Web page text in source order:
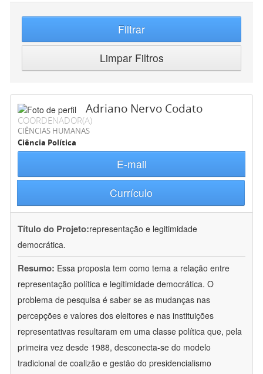
Filtrar
Limpar Filtros
Adriano Nervo Codato
COORDENADOR(A)
CIÊNCIAS HUMANAS
Ciência Política
E-mail
Currículo
Título do Projeto:representação e legitimidade
democrática.
Resumo: Essa proposta tem como tema a relação entre
representação política e legitimidade democrática. O
problema de pesquisa é saber se as mudanças nas
percepções e valores dos eleitores e nas instituições
representativas resultaram em uma classe política que, pela
primeira vez desde 1988, desconecta-se do modelo
tradicional de coalizão e gestão do presidencialismo